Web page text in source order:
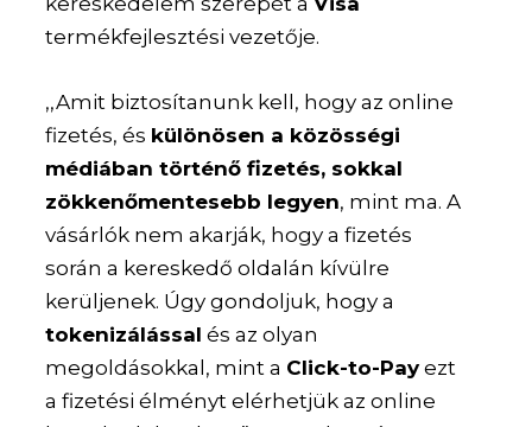
termékfejlesztési vezetője.
,,Amit biztosítanunk kell, hogy az online
fizetés, és különösen a közösségi
médiában történő fizetés, sokkal
zökkenőmentesebb legyen, mint ma. A
vásárlók nem akarják, hogy a fizetés
során a kereskedő oldalán kívülre
kerüljenek. Úgy gondoljuk, hogy a
tokenizálással és az olyan
megoldásokkal, mint a Click-to-Payezt
a fizetési élményt elérhetjük az online